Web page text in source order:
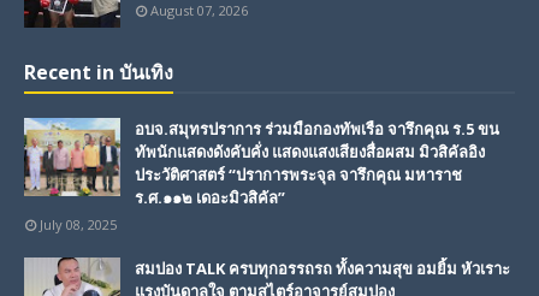
August 07, 2026
Recent in บันเทิง
อบจ.สมุทรปราการ ร่วมมือกองทัพเรือ จารึกคุณ ร.5 ขน
ทัพนักแสดงดังคับคั่ง แสดงแสงเสียงสื่อผสม มิวสิคัลอิง
ประวัติศาสตร์ “ปราการพระจุล จารึกคุณ มหาราช
ร.ศ.๑๑๒ เดอะมิวสิคัล”
July 08, 2025
สมปอง TALK ครบทุกอรรถรถ ทั้งความสุข อมยิ้ม หัวเราะ
แรงบันดาลใจ ตามสไตร์อาจารย์สมปอง